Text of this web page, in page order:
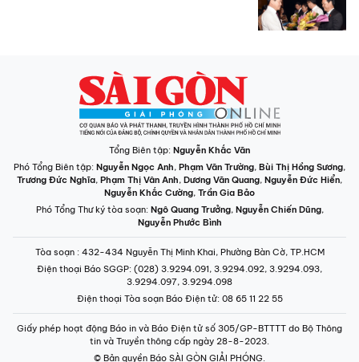
Tổng Biên tập: Nguyễn Khắc Văn
Phó Tổng Biên tập: Nguyễn Ngọc Anh, Phạm Văn Trường, Bùi Thị Hồng Sương,
Trương Đức Nghĩa, Phạm Thị Vân Anh, Dương Văn Quang, Nguyễn Đức Hiển,
Nguyễn Khắc Cường, Trần Gia Bảo
Phó Tổng Thư ký tòa soạn: Ngô Quang Trưởng, Nguyễn Chiến Dũng,
Nguyễn Phước Bình
Tòa soạn : 432-434 Nguyễn Thị Minh Khai, Phường Bàn Cờ, TP.HCM
Điện thoại Báo SGGP: (028) 3.9294.091, 3.9294.092, 3.9294.093,
3.9294.097, 3.9294.098
Điện thoại Tòa soạn Báo Điện tử: 08 65 11 22 55
Giấy phép hoạt động Báo in và Báo Điện tử số 305/GP-BTTTT do Bộ Thông
tin và Truyền thông cấp ngày 28-8-2023.
© Bản quyền Báo SÀI GÒN GIẢI PHÓNG.